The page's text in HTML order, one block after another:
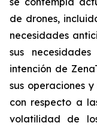
de drones,
necesidades
sus
intención de
sus operaciones
con respecto a
volatilidad de